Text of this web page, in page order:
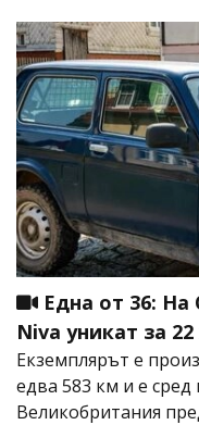
Една от 36: На
Niva уникат за
Екземплярът е
едва 583 км и е
Великобритания